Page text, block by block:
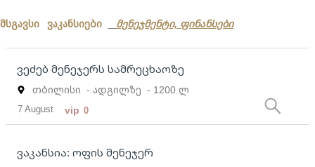
მსგავსი ვაკანსიები მენეჯმენტი, ფინანსები
ვეძებ მენეჯერს სამრეცხაოზე
თბილისი - ადგილზე - 1200 ლ
7 August vip 0
ვაკანსია: ოფის მენეჯერ